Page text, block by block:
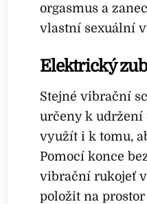
orgasmus a
vlastní sexuální
Elektrický
Stejné vibrační
určeny k udržení
využít i k tomu,
Pomocí konce
vibrační rukojeť v
položit na